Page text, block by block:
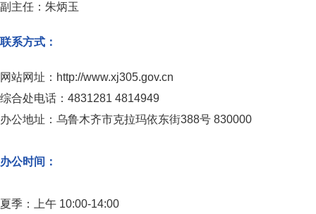
副主任：朱炳玉
联系方式：
网站网址：http://www.xj305.gov.cn
综合处电话：4831281 4814949
办公地址：乌鲁木齐市克拉玛依东街388号 830000
办公时间：
夏季：上午 10:00-14:00